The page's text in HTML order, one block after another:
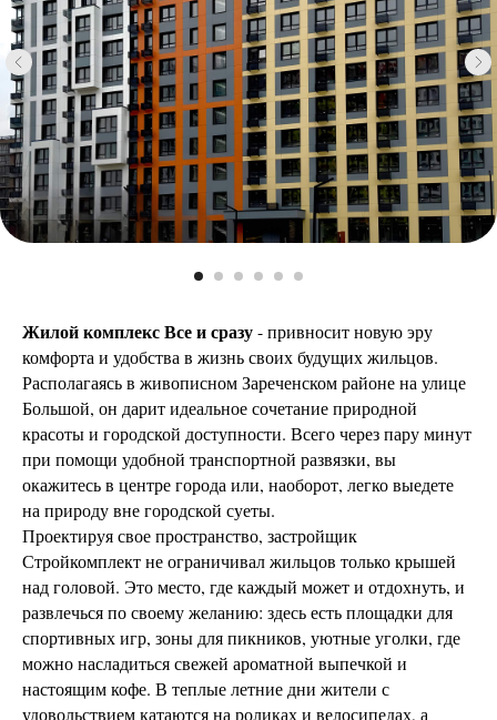
Жилой комплекс Все и сразу- привносит новую эру
комфорта и удобства в жизнь своих будущих жильцов.
Располагаясь в живописном Зареченском районе на улице
Большой, он дарит идеальное сочетание природной
красоты и городской доступности. Всего через пару минут
при помощи удобной транспортной развязки, вы
окажитесь в центре города или, наоборот, легко выедете
на природу вне городской суеты.
Проектируя свое пространство, застройщик
Стройкомплект не ограничивал жильцов только крышей
над головой. Это место, где каждый может и отдохнуть, и
развлечься по своему желанию: здесь есть площадки для
спортивных игр, зоны для пикников, уютные уголки, где
можно насладиться свежей ароматной выпечкой и
настоящим кофе. В теплые летние дни жители с
удовольствием катаются на роликах и велосипедах, а